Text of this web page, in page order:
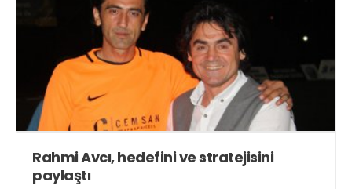
Rahmi Avcı, hedefini ve stratejisini
paylaştı